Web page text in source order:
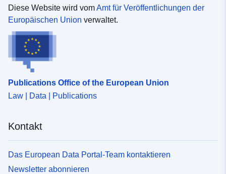
Diese Website wird vomAmt für Veröffentlichungen der
Europäischen Union verwaltet.
Publications Office of the European Union
Law | Data | Publications
Kontakt
Das European Data Portal-Team kontaktieren
Newsletter abonnieren